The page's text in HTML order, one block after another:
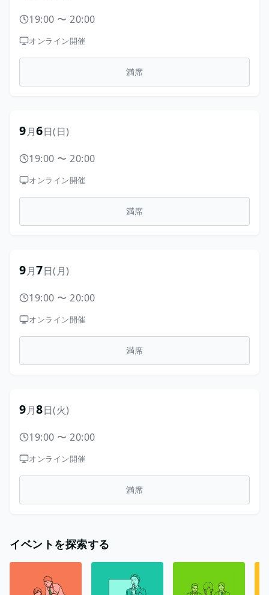
イベントを探索する
19:00 〜 20:00
オンライン開催
満席
9月6日(日)
19:00 〜 20:00
オンライン開催
満席
9月7日(月)
19:00 〜 20:00
オンライン開催
満席
9月8日(火)
19:00 〜 20:00
オンライン開催
満席